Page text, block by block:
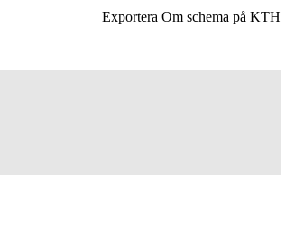
Exportera Om schema på KTH